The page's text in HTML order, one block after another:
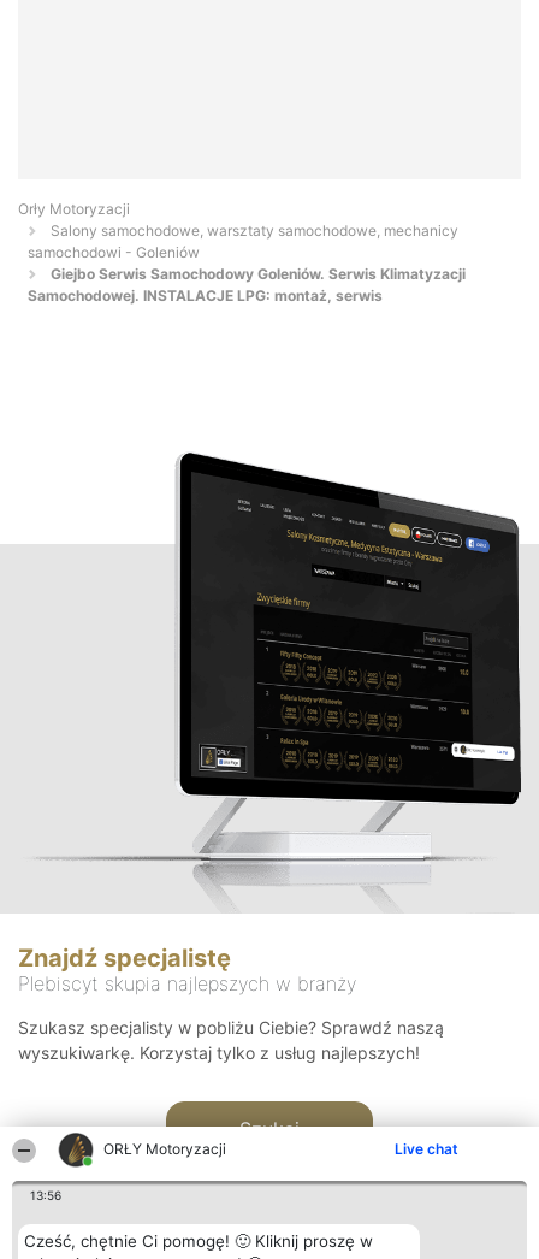
ORŁY Motoryzacji Live chat
13:56
Cześć, chętnie Ci pomogę! 🙂 Kliknij proszę w
Orły Motoryzacji
Salony samochodowe, warsztaty samochodowe, mechanicy
samochodowi - Goleniów
Giejbo Serwis Samochodowy Goleniów. Serwis Klimatyzacji
Samochodowej. INSTALACJE LPG: montaż, serwis
Znajdź specjalistę
Plebiscyt skupia najlepszych w branży
Szukasz specjalisty w pobliżu Ciebie? Sprawdź naszą
wyszukiwarkę. Korzystaj tylko z usług najlepszych!
Szukaj